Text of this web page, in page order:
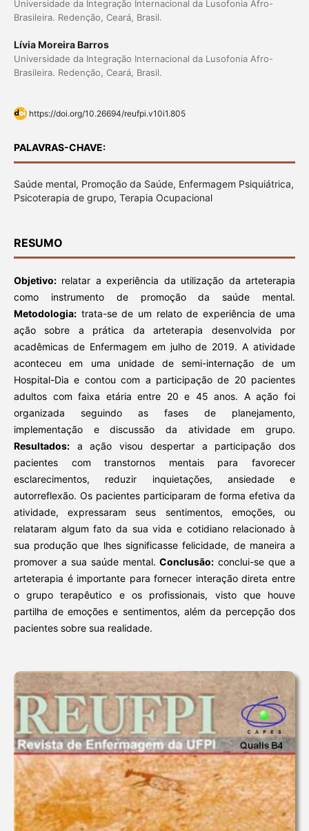
Universidade da Integração Internacional da Lusofonia Afro-
Brasileira. Redenção, Ceará, Brasil.
Lívia Moreira Barros
Universidade da Integração Internacional da Lusofonia Afro-
Brasileira. Redenção, Ceará, Brasil.
https://doi.org/10.26694/reufpi.v10i1.805
PALAVRAS-CHAVE:
Saúde mental, Promoção da Saúde, Enfermagem Psiquiátrica,
Psicoterapia de grupo, Terapia Ocupacional
RESUMO
Objetivo:relatar a experiência da utilização da arteterapia
como instrumento de promoção da saúde mental.
Metodologia:trata-se de um relato de experiência de uma
ação sobre a prática da arteterapia desenvolvida por
acadêmicas de Enfermagem em julho de 2019. A atividade
aconteceu em uma unidade de semi-internação de um
Hospital-Dia e contou com a participação de 20 pacientes
adultos com faixa etária entre 20 e 45 anos. A ação foi
organizada seguindo as fases de planejamento,
implementação e discussão da atividade em grupo.
Resultados:a ação visou despertar a participação dos
pacientes com transtornos mentais para favorecer
esclarecimentos, reduzir inquietações, ansiedade e
autorreflexão. Os pacientes participaram de forma efetiva da
atividade, expressaram seus sentimentos, emoções, ou
relataram algum fato da sua vida e cotidiano relacionado à
sua produção que lhes significasse felicidade, de maneira a
promover a sua saúde mental.Conclusão: conclui-se que a
arteterapia é importante para fornecer interação direta entre
o grupo terapêutico e os profissionais, visto que houve
partilha de emoções e sentimentos, além da percepção dos
pacientes sobre sua realidade.